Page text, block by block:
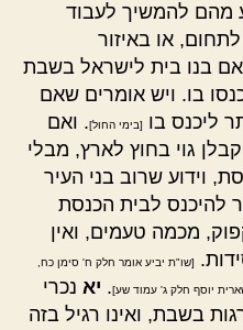
מהם להמשיך לעבוד
או באיזור
בנו בית לישראל בשבת
בו. ויש אומרים שאם
ליכנס בו
[בימי החול]. ואם
גוי בחוץ לארץ, מבלי
וידוע שרוב בני העיר
להיכנס לבית הכנסת
מכמה טעמים, ואין
[שו"ת יביע אומר חלק ח' סימן כח,
יוסף חלק ג' עמוד שע]. יא נכרי
בשבת, ואינו רגיל בזה